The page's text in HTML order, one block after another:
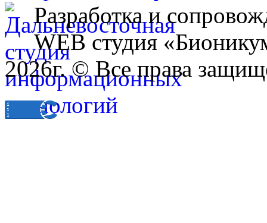
Разработка и
WEB студия
2026г. © Все права